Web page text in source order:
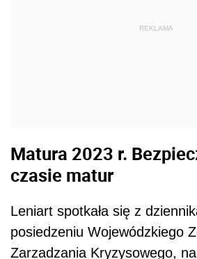
REKLAMA
Matura 2023 r.
czasie matur
Leniart spotkała się z
posiedzeniu Wojewódzkiego
Zarzadzania Kryzysowego,